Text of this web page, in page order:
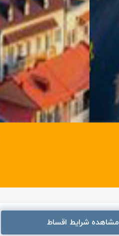
مشاهده شرایط اقساط